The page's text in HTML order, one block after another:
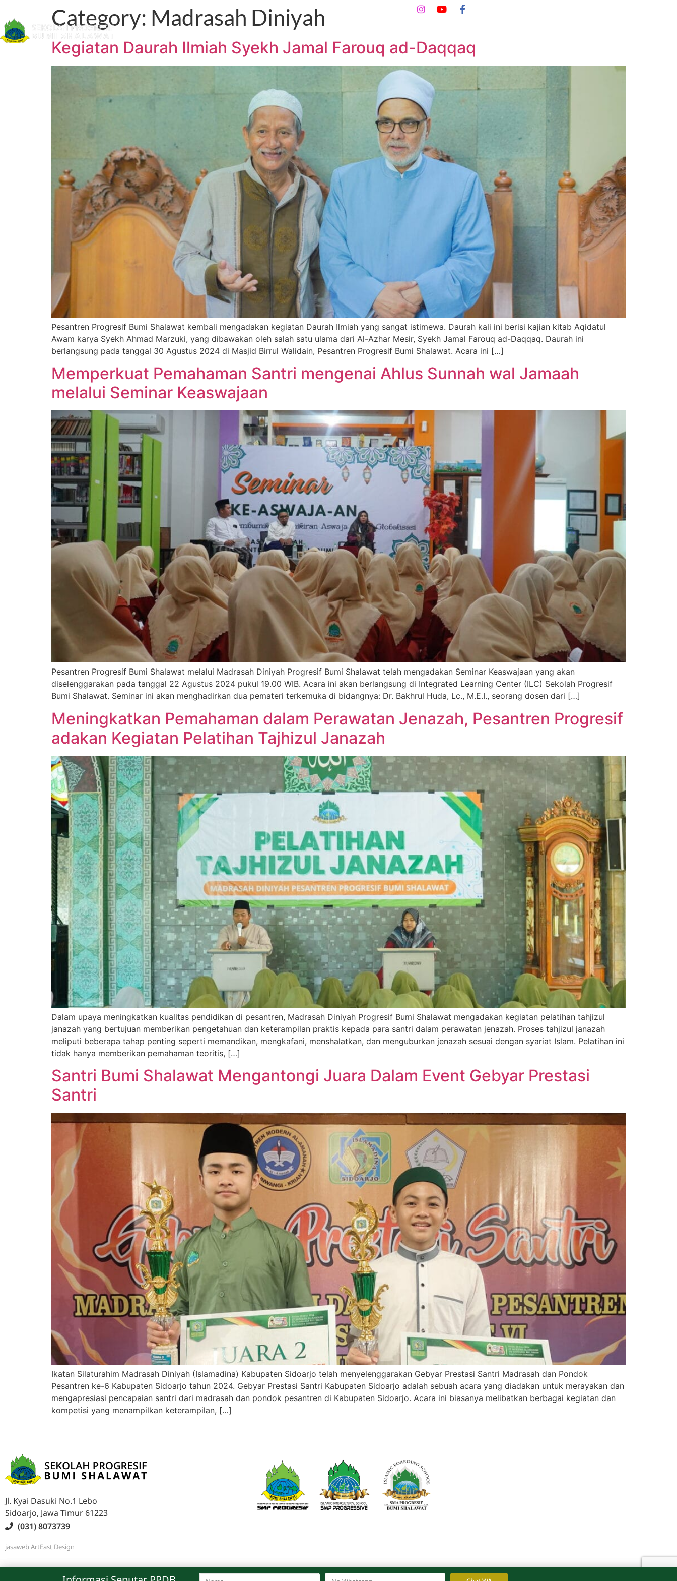
Beranda
Category: Madrasah Diniyah
Kegiatan Daurah Ilmiah Syekh Jamal Farouq ad-Daqqaq
Pesantren Progresif Bumi Shalawat kembali mengadakan kegiatan Daurah Ilmiah yang sangat istimewa. Daurah kali ini berisi kajian kitab Aqidatul
Awam karya Syekh Ahmad Marzuki, yang dibawakan oleh salah satu ulama dari Al-Azhar Mesir, Syekh Jamal Farouq ad-Daqqaq. Daurah ini
berlangsung pada tanggal 30 Agustus 2024 di Masjid Birrul Walidain, Pesantren Progresif Bumi Shalawat. Acara ini […]
Memperkuat Pemahaman Santri mengenai Ahlus Sunnah wal Jamaah
melalui Seminar Keaswajaan
Pesantren Progresif Bumi Shalawat melalui Madrasah Diniyah Progresif Bumi Shalawat telah mengadakan Seminar Keaswajaan yang akan
diselenggarakan pada tanggal 22 Agustus 2024 pukul 19.00 WIB. Acara ini akan berlangsung di Integrated Learning Center (ILC) Sekolah Progresif
Bumi Shalawat. Seminar ini akan menghadirkan dua pemateri terkemuka di bidangnya: Dr. Bakhrul Huda, Lc., M.E.I., seorang dosen dari […]
Meningkatkan Pemahaman dalam Perawatan Jenazah, Pesantren Progresif
adakan Kegiatan Pelatihan Tajhizul Janazah
Dalam upaya meningkatkan kualitas pendidikan di pesantren, Madrasah Diniyah Progresif Bumi Shalawat mengadakan kegiatan pelatihan tahjizul
janazah yang bertujuan memberikan pengetahuan dan keterampilan praktis kepada para santri dalam perawatan jenazah. Proses tahjizul janazah
meliputi beberapa tahap penting seperti memandikan, mengkafani, menshalatkan, dan menguburkan jenazah sesuai dengan syariat Islam. Pelatihan ini
tidak hanya memberikan pemahaman teoritis, […]
Santri Bumi Shalawat Mengantongi Juara Dalam Event Gebyar Prestasi
Santri
Ikatan Silaturahim Madrasah Diniyah (Islamadina) Kabupaten Sidoarjo telah menyelenggarakan Gebyar Prestasi Santri Madrasah dan Pondok
Pesantren ke-6 Kabupaten Sidoarjo tahun 2024. Gebyar Prestasi Santri Kabupaten Sidoarjo adalah sebuah acara yang diadakan untuk merayakan dan
mengapresiasi pencapaian santri dari madrasah dan pondok pesantren di Kabupaten Sidoarjo. Acara ini biasanya melibatkan berbagai kegiatan dan
kompetisi yang menampilkan keterampilan, […]
Jl. Kyai Dasuki No.1 Lebo
Sidoarjo, Jawa Timur 61223
(031) 8073739
jasawebArtEast Design